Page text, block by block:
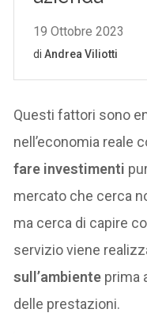
Questi fattori sono
nell’economia reale
fare investimenti
mercato che cerca
ma cerca di capire
servizio viene
sull’ambiente prima
delle prestazioni.